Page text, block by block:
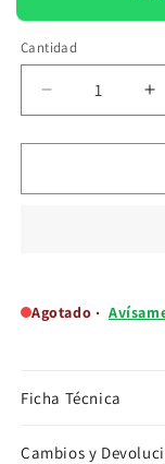
Cantidad
Reducir
cantidad
para
Dual
Inverter
Agotado ·
Ficha Técnica
Cambios y